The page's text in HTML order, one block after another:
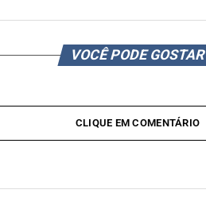
VOCÊ PODE GOSTAR
CLIQUE EM COMENTÁRIO